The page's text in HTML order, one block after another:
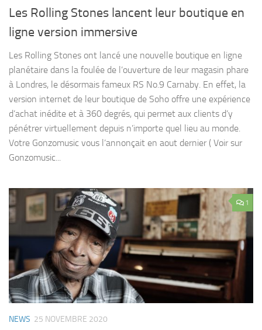
Les Rolling Stones lancent leur boutique en
ligne version immersive
Les Rolling Stones ont lancé une nouvelle boutique en ligne
planétaire dans la foulée de l’ouverture de leur magasin phare
à Londres, le désormais fameux RS No.9 Carnaby. En effet, la
version internet de leur boutique de Soho offre une expérience
d’achat inédite et à 360 degrés, qui permet aux clients d’y
pénétrer virtuellement depuis n’importe quel lieu au monde.
Votre Gonzomusic vous l’annonçait en aout dernier ( Voir sur
Gonzomusic...
1
NEWS 25 NOVEMBRE 2020